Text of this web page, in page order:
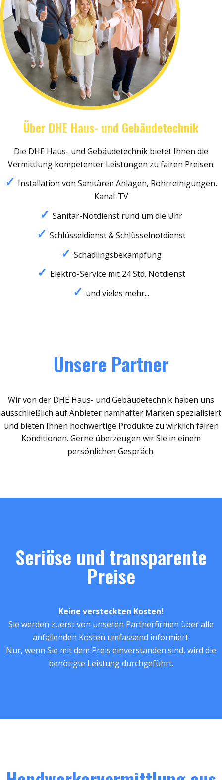
Über DHE Haus- und Gebäudetechnik
Die DHE Haus- und Gebäudetechnik bietet Ihnen die
Vermittlung kompetenter Leistungen zu fairen Preisen.
Installation von Sanitären Anlagen, Rohrreinigungen,
Kanal-TV
Sanitär-Notdienst rund um die Uhr
Schlüsseldienst & Schlüsselnotdienst
Schädlingsbekämpfung
Elektro-Service mit 24 Std. Notdienst
und vieles mehr...
Unsere Partner
Wir von der DHE Haus- und Gebäudetechnik haben uns
ausschließlich auf Anbieter namhafter Marken spezialisiert
und bieten Ihnen hochwertige Produkte zu wirklich fairen
Konditionen. Gerne überzeugen wir Sie in einem
persönlichen Gespräch.
Seriöse und transparente
Preise
Keine versteckten Kosten!
Sie werden zuerst von unseren Partnerfirmen über alle
anfallenden Kosten umfassend informiert.
Nur, wenn Sie mit dem Preis einverstanden sind, wird die
benötigte Leistung durchgeführt.